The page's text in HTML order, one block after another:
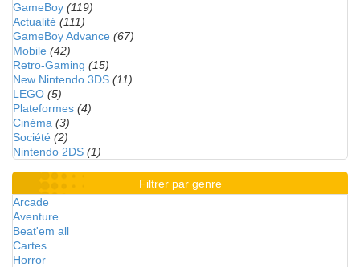
GameBoy (119)
Actualité (111)
GameBoy Advance (67)
Mobile (42)
Retro-Gaming (15)
New Nintendo 3DS (11)
LEGO (5)
Plateformes (4)
Cinéma (3)
Société (2)
Nintendo 2DS (1)
Filtrer par genre
Arcade
Aventure
Beat'em all
Cartes
Horror